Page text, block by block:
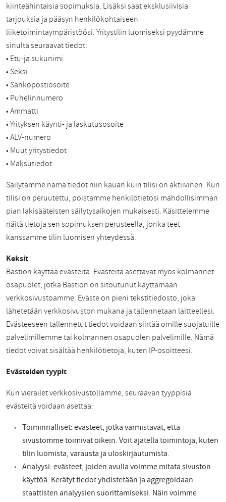
kiinteähintaisia sopimuksia. Lisäksi saat eksklusiivisia
tarjouksia ja pääsyn henkilökohtaiseen
liiketoimintaympäristöösi. Yritystilin luomiseksi pyydämme
sinulta seuraavat tiedot:
• Etu-ja sukunimi
• Seksi
• Sähköpostiosoite
• Puhelinnumero
• Ammatti
• Yrityksen käynti- ja laskutusosoite
• ALV-numero
• Muut yritystiedot
• Maksutiedot
Säilytämme nämä tiedot niin kauan kuin tilisi on aktiivinen. Kun
tilisi on peruutettu, poistamme henkilötietosi mahdollisimman
pian lakisääteisten säilytysaikojen mukaisesti. Käsittelemme
näitä tietoja sen sopimuksen perusteella, jonka teet
kanssamme tilin luomisen yhteydessä.
Keksit
Bastion käyttää evästeitä. Evästeitä asettavat myös kolmannet
osapuolet, jotka Bastion on sitoutunut käyttämään
verkkosivustoamme. Eväste on pieni tekstitiedosto, joka
lähetetään verkkosivuston mukana ja tallennetaan laitteellesi.
Evästeeseen tallennetut tiedot voidaan siirtää omille suojatuille
palvelimillemme tai kolmannen osapuolen palvelimille. Nämä
tiedot voivat sisältää henkilötietoja, kuten IP-osoitteesi.
Evästeiden tyypit
Kun vierailet verkkosivustollamme, seuraavan tyyppisiä
evästeitä voidaan asettaa:
Toiminnalliset: evästeet, jotka varmistavat, että
sivustomme toimivat oikein. Voit ajatella toimintoja, kuten
tilin luomista, varausta ja uloskirjautumista.
Analyysi: evästeet, joiden avulla voimme mitata sivuston
käyttöä. Kerätyt tiedot yhdistetään ja aggregoidaan
staattisten analyysien suorittamiseksi. Näin voimme